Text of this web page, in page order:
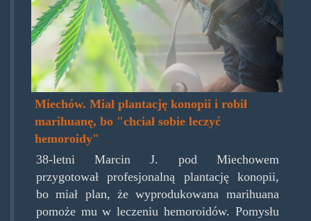
Miechów. Miał plantację konopii i robił
marihuanę, bo "chciał sobie leczyć
hemoroidy"
38-letni Marcin J. pod Miechowem
przygotował profesjonalną plantację konopii,
bo miał plan, że wyprodukowana marihuana
pomoże mu w leczeniu hemoroidów. Pomysłu